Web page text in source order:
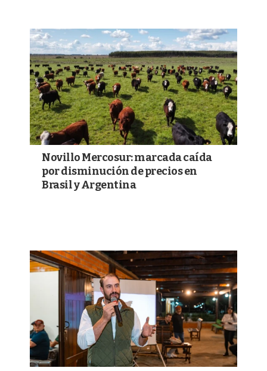
Novillo Mercosur: marcada caída
por disminución de precios en
Brasil y Argentina